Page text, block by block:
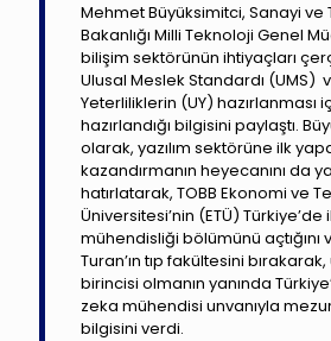
Mehmet Büyüksimitci, Sanayi ve
Bakanlığı Milli Teknoloji Genel
bilişim sektörünün ihtiyaçları
Ulusal Meslek Standardı (UMS)
Yeterliliklerin (UY) hazırlanması
hazırlandığı bilgisini paylaştı.
olarak, yazılım sektörüne ilk
kazandırmanın heyecanını da
hatırlatarak, TOBB Ekonomi ve
Üniversitesi’nin (ETÜ)
mühendisliği bölümünü açtığını
Turan’ın tıp fakültesini
birincisi olmanın yanında
zeka mühendisi unvanıyla
bilgisini verdi.